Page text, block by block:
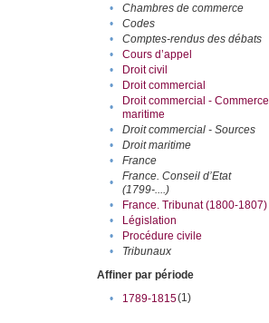
•
Chambres de commerce
•
Codes
•
Comptes-rendus des débats
•
Cours d’appel
•
Droit civil
•
Droit commercial
•
Droit commercial - Commerce
maritime
• Droit commercial - Sources
•
Droit maritime
•
France
•
France. Conseil d’Etat
(1799-....)
• France. Tribunat (1800-1807)
•
Législation
•
Procédure civile
•
Tribunaux
Affiner par période
•
1789-1815(1)